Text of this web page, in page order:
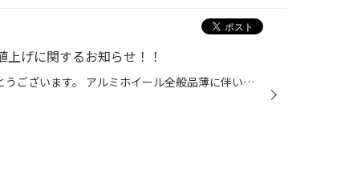
上げに関するお知らせ！！
当店をご利用いただき、誠にありがとうございます。 アルミホイール全般品薄に伴い、早めのご予約及び装着を オススメ致します。 また12月は、アルミホイールの値上げも入り、 物流状況及びコストも増の予想となります。 年末まで後僅かとなりますので、お早めに準備の程宜しくお願い致します。